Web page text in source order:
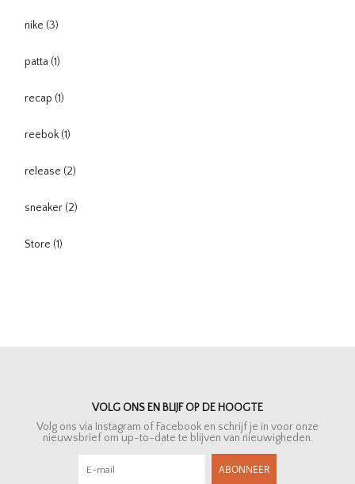
nike (3)
patta (1)
recap (1)
reebok (1)
release (2)
sneaker (2)
Store (1)
VOLG ONS EN BLIJF OP DE HOOGTE
Volg ons via Instagram of Facebook en schrijf je in voor onze
nieuwsbrief om up-to-date te blijven van nieuwigheden.
ABONNEER